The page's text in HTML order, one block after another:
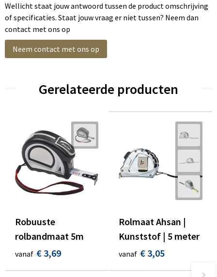
Wellicht staat jouw antwoord tussen de product omschrijving
of specificaties. Staat jouw vraag er niet tussen? Neem dan
contact met ons op
Neem contact met ons op
Gerelateerde producten
Robuuste
rolbandmaat 5m
vanaf € 3,69
Rolmaat Ahsan |
Kunststof | 5 meter
vanaf € 3,05